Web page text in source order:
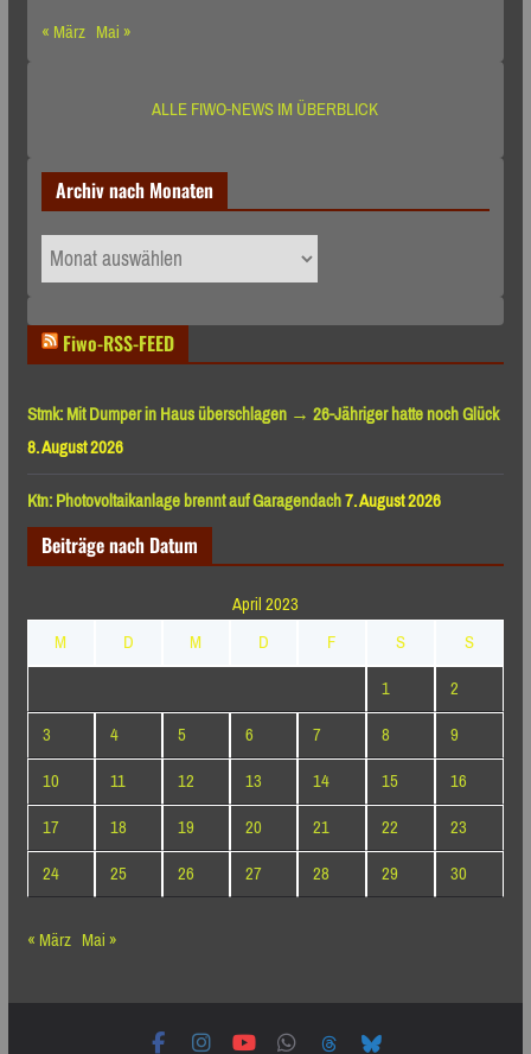
« März Mai »
ALLE FIWO-NEWS IM ÜBERBLICK
Archiv nach Monaten
Archiv
nach
Fiwo-RSS-FEED
Stmk: Mit Dumper in Haus überschlagen → 26-Jähriger hatte noch Glück
8. August 2026
Ktn: Photovoltaikanlage brennt auf Garagendach7. August 2026
Beiträge nach Datum
April 2023
M
D M D F S
S
1
2
3
4 5 6 7 8
9
10
11 12 13 14 15
16
17
18 19 20 21 22
23
24
25 26 27 28 29
30
« März Mai »